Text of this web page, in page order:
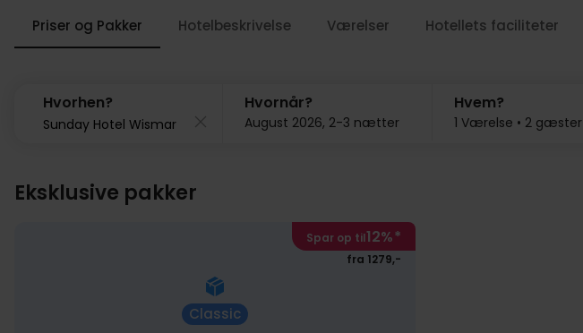
Priser og Pakker Hotelbeskrivelse Værelser Hotellets faciliteter
Hvorhen? Hvornår?
August 2026, 2-3 nætter
Hvem?
1 Værelse • 2 gæster
Eksklusive pakker
Spar op til12%*
fra 1279,-
Classic